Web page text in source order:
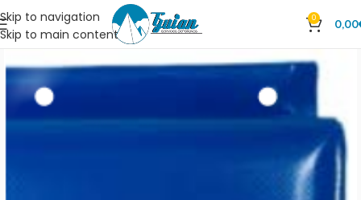
Skip to navigation
Skip to main content
0 0,00